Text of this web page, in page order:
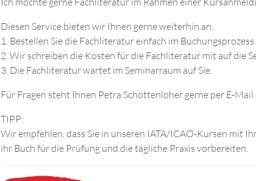
Diesen Service bieten wir Ihnen gerne weiterhin an.
1. Bestellen Sie die Fachliteratur einfach im Buchungsprozess.
2. Wir schreiben die Kosten für die Fachliteratur mit auf die
3. Die Fachliteratur wartet im Seminarraum auf Sie.
Für Fragen steht Ihnen Petra Schottenloher gerne per E-Mail
TIPP:
Wir empfehlen, dass Sie in unseren IATA/ICAO-Kursen mit
ihr Buch für die Prüfung und die tägliche Praxis vorbereiten.